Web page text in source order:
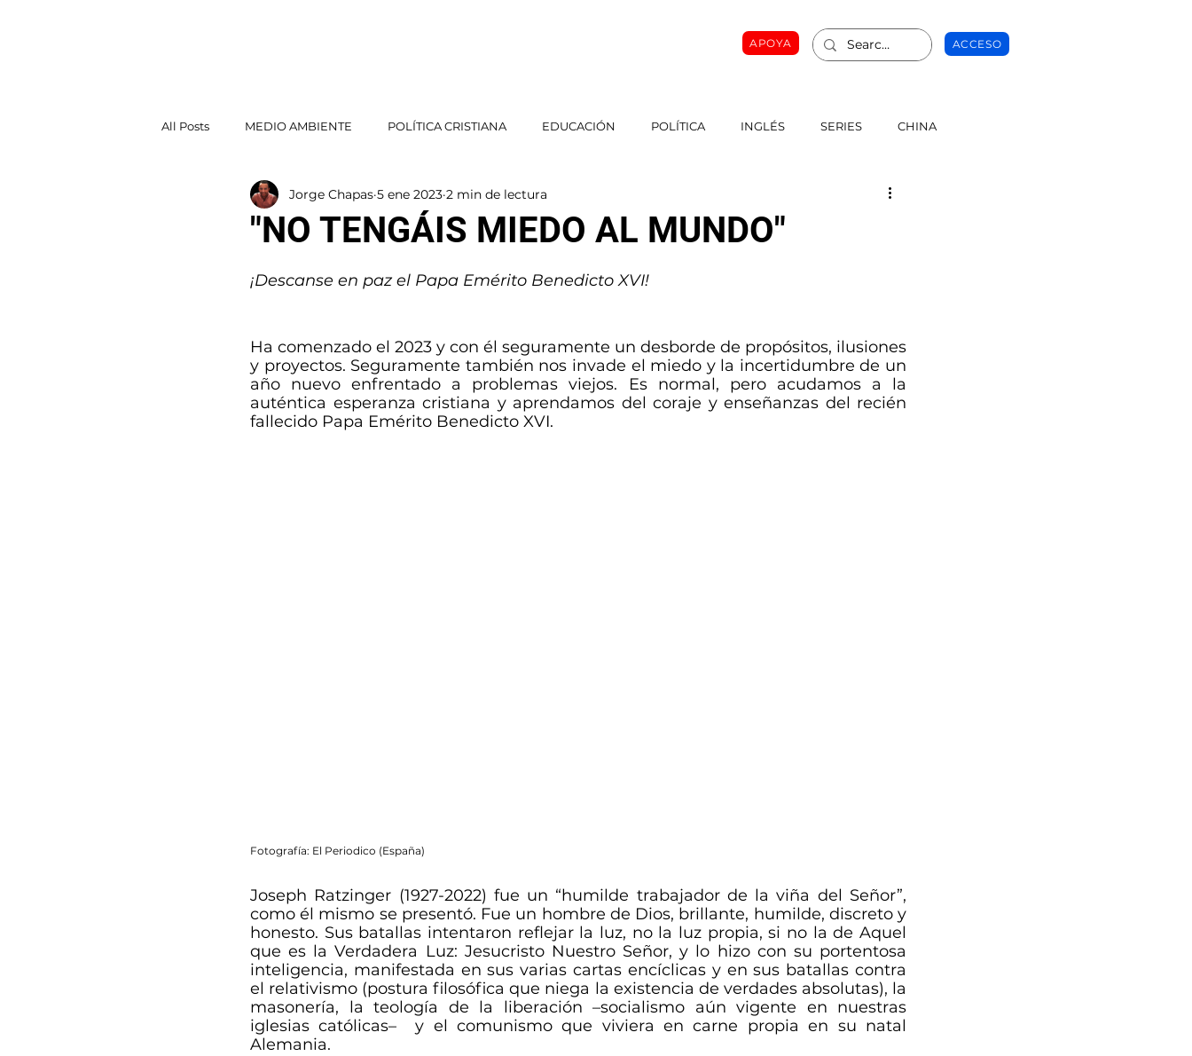
APOYA ACCESO
All Posts MEDIO AMBIENTE POLÍTICA CRISTIANA EDUCACIÓN POLÍTICA INGLÉS SERIES CHINA
POLÍTICA EXTERIOR
"NO TENGÁIS MIEDO AL MUNDO"
Jorge Chapas 5 ene 2023 2 min de lectura
¡Descanse en paz el Papa Emérito Benedicto XVI!
Ha comenzado el 2023 y con él seguramente un desborde de propósitos, ilusiones
y proyectos. Seguramente también nos invade el miedo y la incertidumbre de un
año nuevo enfrentado a problemas viejos. Es normal, pero acudamos a la
auténtica esperanza cristiana y aprendamos del coraje y enseñanzas del recién
fallecido Papa Emérito Benedicto XVI.
Fotografía: El Periodico (España)
Joseph Ratzinger (1927-2022) fue un “humilde trabajador de la viña del Señor”,
como él mismo se presentó. Fue un hombre de Dios, brillante, humilde, discreto y
honesto. Sus batallas intentaron reflejar la luz, no la luz propia, si no la de Aquel
que es la Verdadera Luz: Jesucristo Nuestro Señor, y lo hizo con su portentosa
inteligencia, manifestada en sus varias cartas encíclicas y en sus batallas contra
el relativismo (postura filosófica que niega la existencia de verdades absolutas), la
masonería, la teología de la liberación –socialismo aún vigente en nuestras
iglesias católicas–  y el comunismo que viviera en carne propia en su natal
Alemania.